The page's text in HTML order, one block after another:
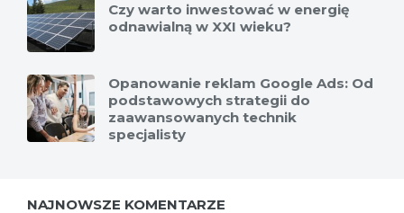
Czy warto inwestować w energię
odnawialną w XXI wieku?
Opanowanie reklam Google Ads: Od
podstawowych strategii do
zaawansowanych technik
specjalisty
NAJNOWSZE KOMENTARZE